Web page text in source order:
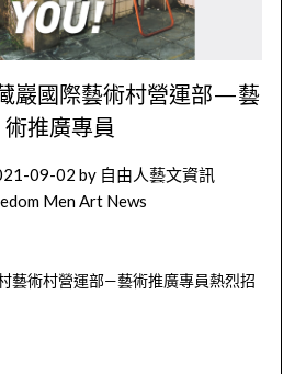
巖國際藝術村營運部—藝
術推廣專員
09-02 by 自由人藝文資訊
Men Art News
藝術村營運部—藝術推廣專員熱烈招